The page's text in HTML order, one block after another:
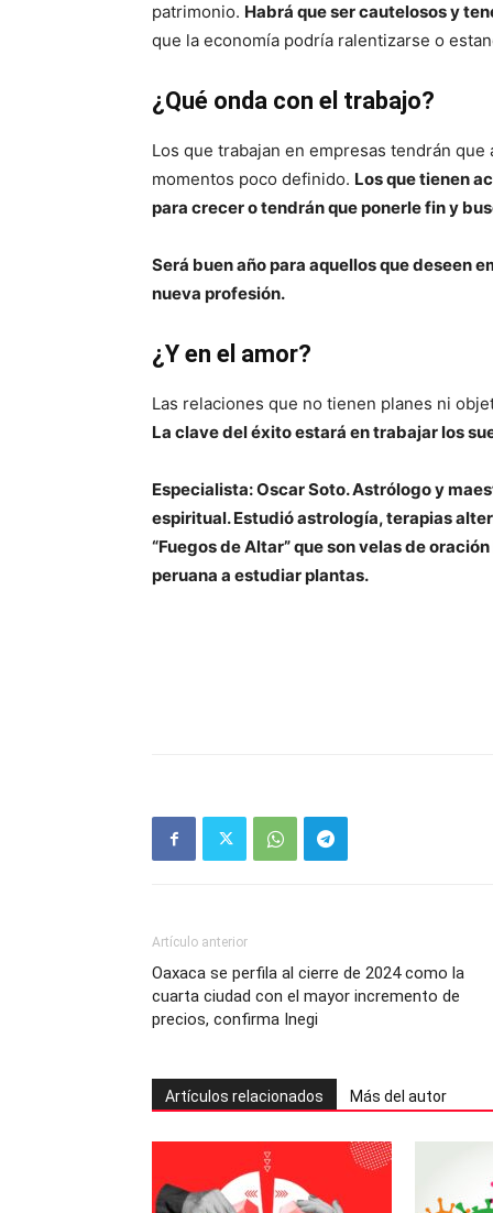
patrimonio. Habrá que ser cautelosos y
que la economía podría ralentizarse o
¿Qué onda con el trabajo?
Los que trabajan en empresas tendrán
momentos poco definido. Los que tienen
para crecer o tendrán que ponerle fin y
Será buen año para aquellos que deseen
nueva profesión.
¿Y en el amor?
Las relaciones que no tienen planes ni
La clave del éxito estará en trabajar los
Especialista: Oscar Soto. Astrólogo y
espiritual. Estudió astrología, terapias
“Fuegos de Altar” que son velas de
peruana a estudiar plantas.
Artículo anterior
Oaxaca se perfila al cierre de 2024 como la
cuarta ciudad con el mayor incremento de
precios, confirma Inegi
Artículos relacionados Más del autor